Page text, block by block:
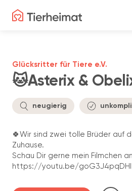
🐱Asterix &
Glücksritter für Tiere e.V.
neugierig
🍀Wir sind zwei tolle Brüder auf
Zuhause.
Schau Dir gerne mein Filmchen
https://youtu.be/goG3J4pqDHI